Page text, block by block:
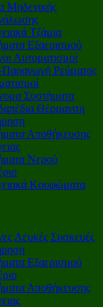
Μηδενικής
Τζάμια
Εξαερισμού
Αυτοματισμοί
Ρεύματος
Συστήματα
Θέρμανση
Αποθήκευσης
Νερού
Κουφώματα
Λευκές Συσκευές
Εξαερισμού
Αποθήκευσης